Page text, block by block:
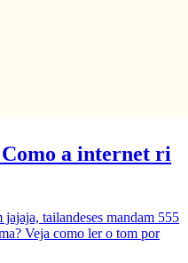
a internet ri
tailandeses mandam 555
Veja como ler o tom por